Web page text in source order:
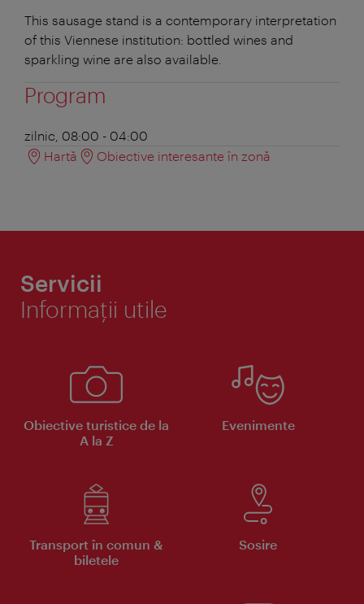
This sausage stand is a contemporary interpretation
of this Viennese institution: bottled wines and
sparkling wine are also available.
Program
zilnic, 08:00 - 04:00
Hartă
Obiective interesante în zonă
Servicii
Informaţii utile
Obiective turistice de la
A la Z
Evenimente
Transport în comun &
biletele
Sosire